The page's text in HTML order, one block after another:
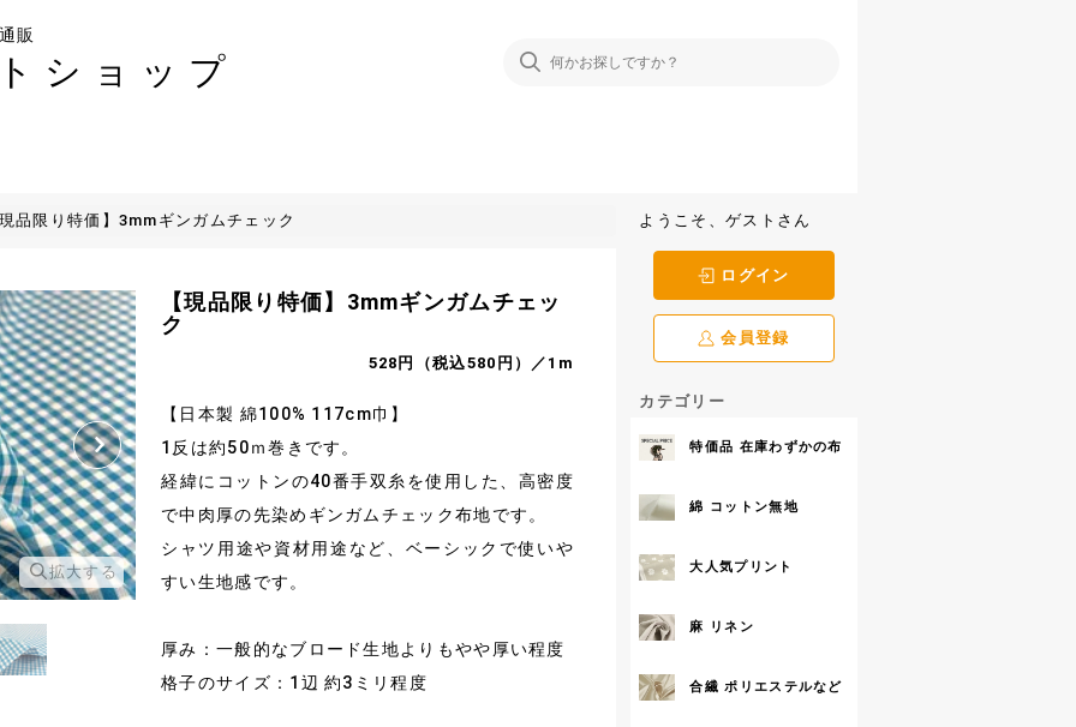
販
ショップ
品限り特価】3mmギンガムチェック
拡大する
【現品限り特価】3mmギンガムチェッ
ク
528円（税込580円）／1m
【日本製 綿100% 117cm巾】
1反は約50ｍ巻きです。
経緯にコットンの40番手双糸を使用した、高密度
で中肉厚の先染めギンガムチェック布地です。
シャツ用途や資材用途など、ベーシックで使いや
すい生地感です。
厚み：一般的なブロード生地よりもやや厚い程度
格子のサイズ：1辺 約3ミリ程度
ようこそ、ゲストさん
ログイン
会員登録
カテゴリー
特価品 在庫わずかの布
綿 コットン無地
大人気プリント
麻 リネン
合繊 ポリエステルなど